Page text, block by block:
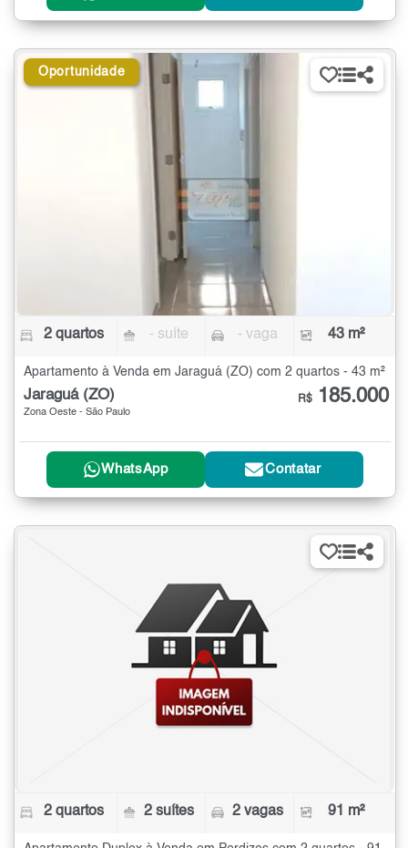
Oportunidade
2 quartos - suíte - vaga 43 m²
Apartamento à Venda em Jaraguá (ZO) com 2 quartos - 43 m²
Jaraguá (ZO)
Zona Oeste - São Paulo
R$ 185.000
WhatsApp Contatar
2 quartos 2 suítes 2 vagas 91 m²